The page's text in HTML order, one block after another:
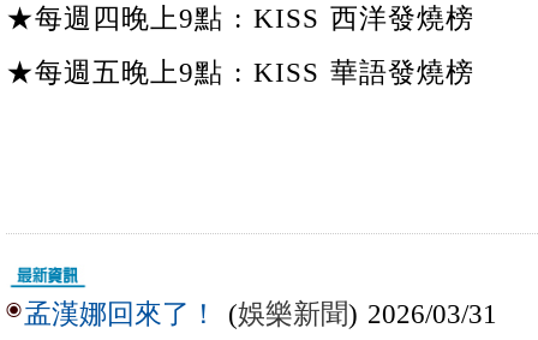
★每週四晚上9點 : KISS 西洋發燒榜
★每週五晚上9點 : KISS 華語發燒榜
孟漢娜回來了！ (娛樂新聞) 2026/03/31